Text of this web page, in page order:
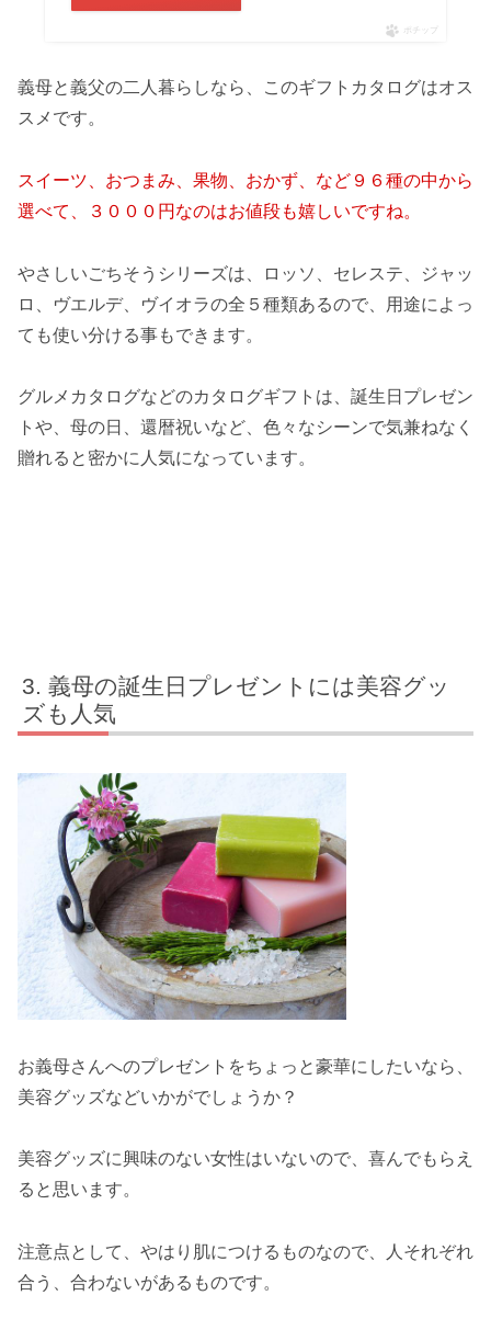
ポチップ
義母と義父の二人暮らしなら、このギフトカタログはオス
スメです。
スイーツ、おつまみ、果物、おかず、など９６種の中から
選べて、３０００円なのはお値段も嬉しいですね。
やさしいごちそうシリーズは、ロッソ、セレステ、ジャッ
ロ、ヴエルデ、ヴイオラの全５種類あるので、用途によっ
ても使い分ける事もできます。
グルメカタログなどのカタログギフトは、誕生日プレゼン
トや、母の日、還暦祝いなど、色々なシーンで気兼ねなく
贈れると密かに人気になっています。
義母の誕生日プレゼントには美容グッ
ズも人気
お義母さんへのプレゼントをちょっと豪華にしたいなら、
美容グッズなどいかがでしょうか？
美容グッズに興味のない女性はいないので、喜んでもらえ
ると思います。
注意点として、やはり肌につけるものなので、人それぞれ
合う、合わないがあるものです。